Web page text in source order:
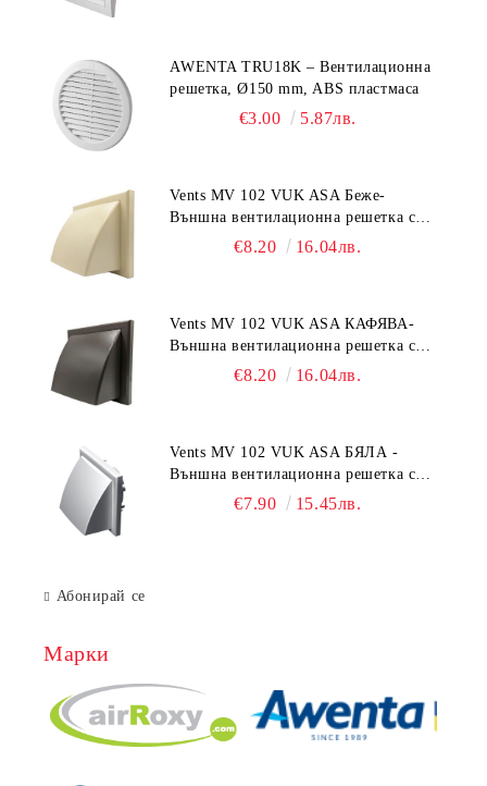
AWENTA TRU18K – Вентилационна
решетка, Ø150 mm, ABS пластмаса
€3.00 5.87лв.
Vents MV 102 VUK ASA Беже-
Външна вентилационна решетка с
гравитачна клапа Ø 100, Ø 125,
€8.20 16.04лв.
Vents MV 102 VUK ASA КАФЯВА-
Външна вентилационна решетка с
гравитачна клапа Ø 100, Ø 125,
€8.20 16.04лв.
Vents MV 102 VUK ASA БЯЛА -
Външна вентилационна решетка с
гравитачна клапа Ø 100, Ø 125,
€7.90 15.45лв.
Абонирай се
Марки